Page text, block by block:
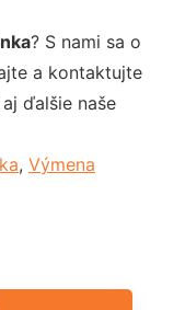
? S nami sa o
a kontaktujte
ďalšie naše
, Výmena